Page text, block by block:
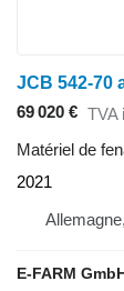
JCB 542-70
69 020 € TVA
Matériel de
2021
E-FARM